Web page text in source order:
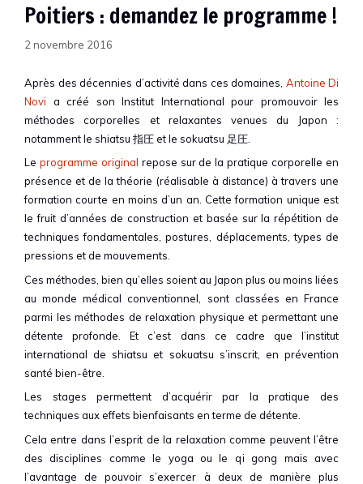
Poitiers : demandez le programme !
2 novembre 2016
Après des décennies d’activité dans ces domaines, Antoine Di
Novi a créé son Institut International pour promouvoir les
méthodes corporelles et relaxantes venues du Japon :
notamment le shiatsu 指圧 et le sokuatsu 足圧.
Le programme original repose sur de la pratique corporelle en
présence et de la théorie (réalisable à distance) à travers une
formation courte en moins d’un an. Cette formation unique est
le fruit d’années de construction et basée sur la répétition de
techniques fondamentales, postures, déplacements, types de
pressions et de mouvements.
Ces méthodes, bien qu’elles soient au Japon plus ou moins liées
au monde médical conventionnel, sont classées en France
parmi les méthodes de relaxation physique et permettant une
détente profonde. Et c’est dans ce cadre que l’institut
international de shiatsu et sokuatsu s’inscrit, en prévention
santé bien-être.
Les stages permettent d’acquérir par la pratique des
techniques aux effets bienfaisants en terme de détente.
Cela entre dans l’esprit de la relaxation comme peuvent l’être
des disciplines comme le yoga ou le qi gong mais avec
l’avantage de pouvoir s’exercer à deux de manière plus